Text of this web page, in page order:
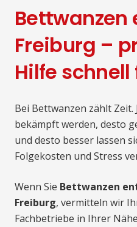
Bettwanzen
Freiburg –
Hilfe
Bei Bettwanzen zählt
bekämpft werden, desto
und desto besser lassen
Folgekosten und Stress
Wenn Sie Bettwanzen
Freiburg, vermitteln wir
Fachbetriebe in Ihrer